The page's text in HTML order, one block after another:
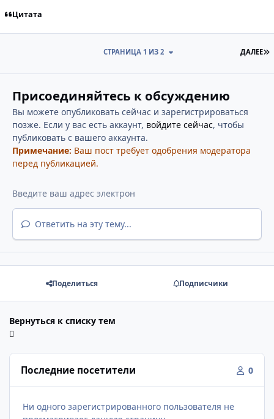
Цитата
ДАЛЕЕ
СТРАНИЦА 1 ИЗ 2
Присоединяйтесь к обсуждению
Вы можете опубликовать сейчас и зарегистрироваться
позже. Если у вас есть аккаунт, войдите сейчас, чтобы
публиковать с вашего аккаунта.
Примечание: Ваш пост требует одобрения модератора
перед публикацией.
Ответить на эту тему...
Поделиться Подписчики
Вернуться к списку тем
Последние посетители 0
Ни одного зарегистрированного пользователя не